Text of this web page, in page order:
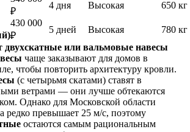
₽
4 дня Высокая
650 кг
430 000
₽
5 дней Высокая
780 кг
двухскатные или вальмовые навесы
чаще заказывают для домов в
чтобы повторить архитектуру кровли.
(с четырьмя скатами) ставят в
ветрами — они лучше обтекаются
Однако для Московской области
редко превышает 25 м/с, поэтому
остаются самым рациональным